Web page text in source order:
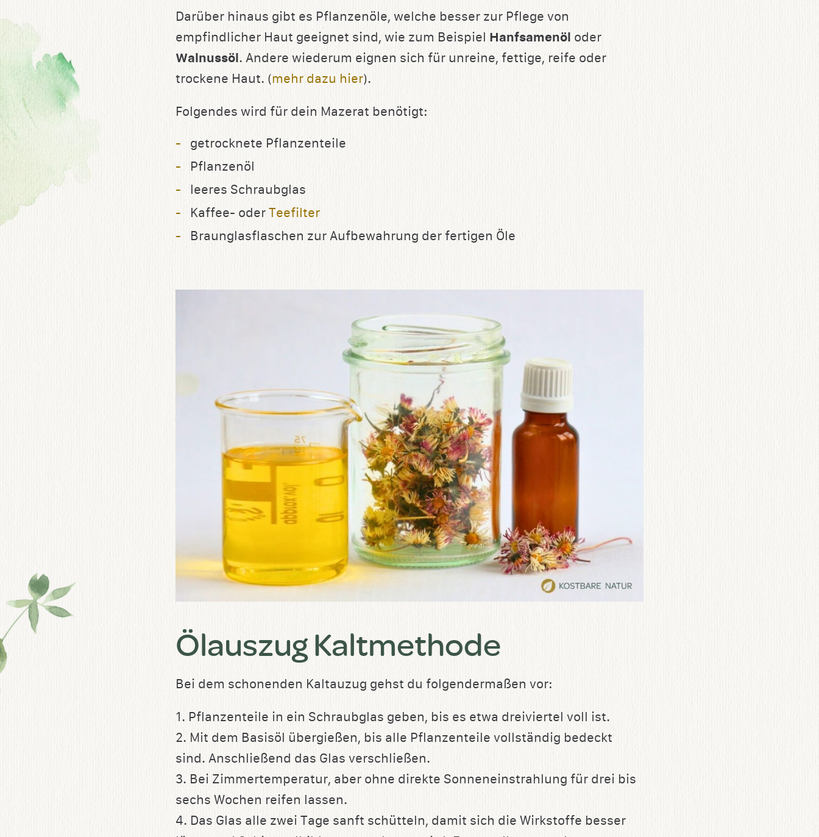
Darüber hinaus gibt es Pflanzenöle, welche besser zur Pflege von
empfindlicher Haut geeignet sind, wie zum Beispiel Hanfsamenöl oder
Walnussöl. Andere wiederum eignen sich für unreine, fettige, reife oder
trockene Haut. (mehr dazu hier).
Folgendes wird für dein Mazerat benötigt:
getrocknete Pflanzenteile
Pflanzenöl
leeres Schraubglas
Kaffee- oder Teefilter
Braunglasflaschen zur Aufbewahrung der fertigen Öle
Ölauszug Kaltmethode
Bei dem schonenden Kaltauzug gehst du folgendermaßen vor:
1. Pflanzenteile in ein Schraubglas geben, bis es etwa dreiviertel voll ist.
2. Mit dem Basisöl übergießen, bis alle Pflanzenteile vollständig bedeckt
sind. Anschließend das Glas verschließen.
3. Bei Zimmertemperatur, aber ohne direkte Sonneneinstrahlung für drei bis
sechs Wochen reifen lassen.
4. Das Glas alle zwei Tage sanft schütteln, damit sich die Wirkstoffe besser